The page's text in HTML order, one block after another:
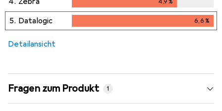
5. Datalogic 6,6%
6,6%
Detailansicht
Fragen zum Produkt 1